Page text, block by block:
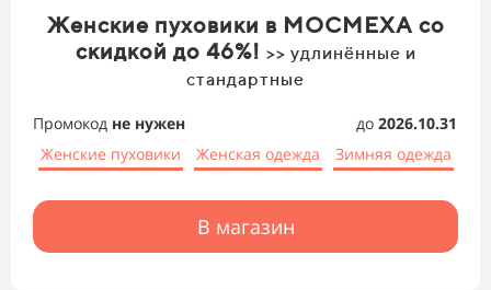
Женские пуховики в МОСМЕХА со
скидкой до 46%! >> удлинённые и
стандартные
Промокод не нужен до 2026.10.31
Женские пуховики
Женская одежда Зимняя одежда
В магазин